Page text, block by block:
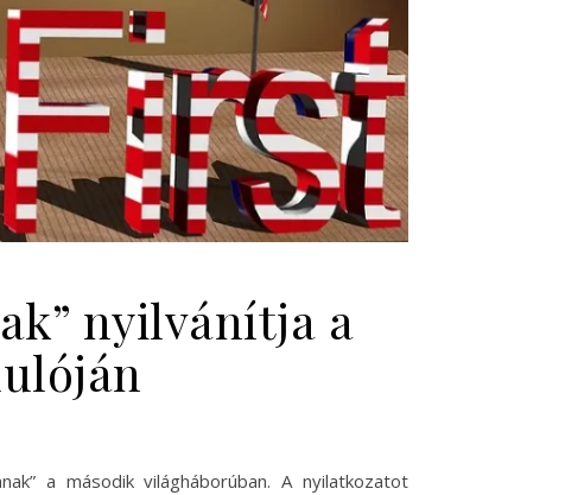
nyilvánítja a
a második világháborúban. A nyilatkozatot